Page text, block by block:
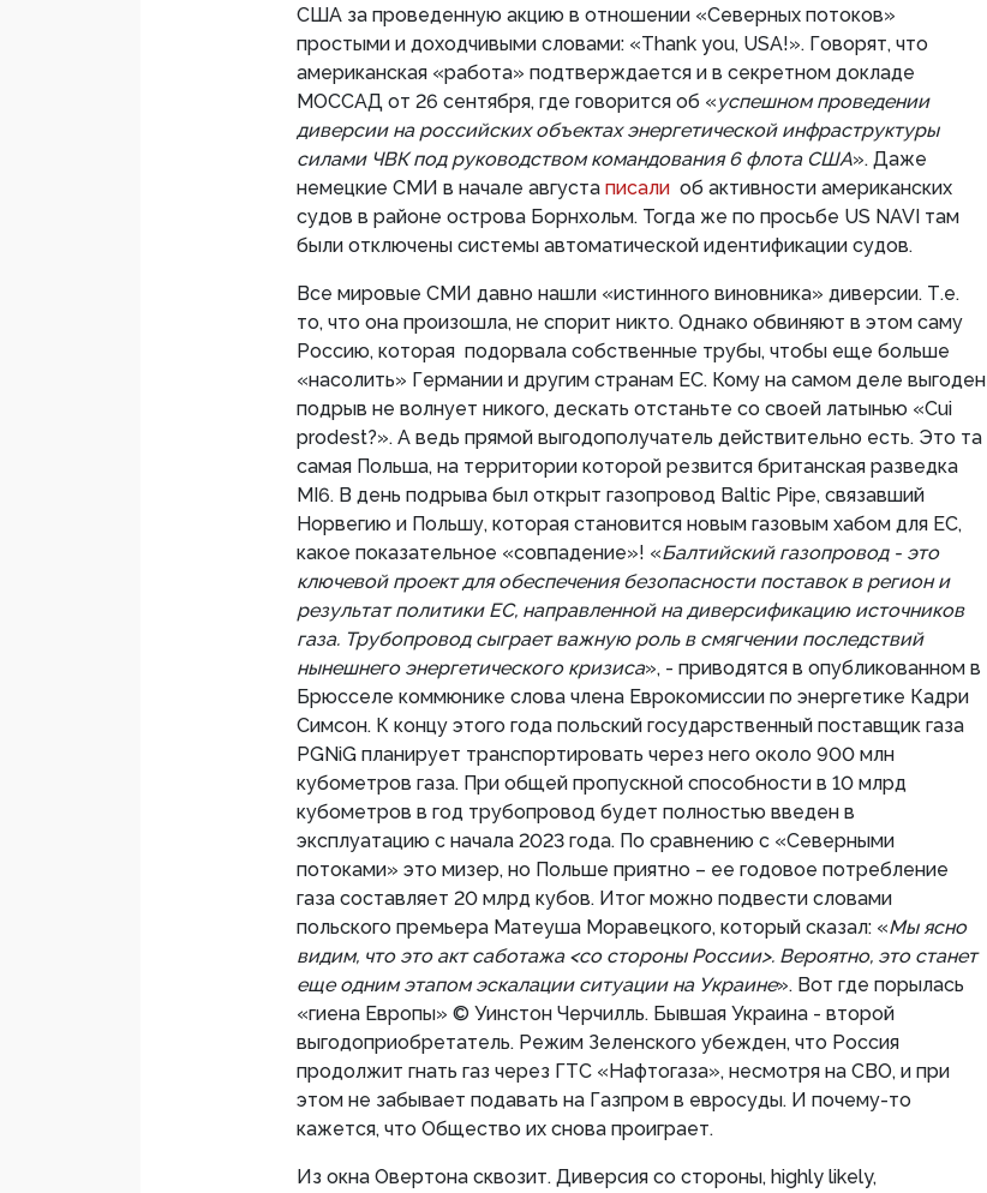
США за проведенную акцию в отношении «Северных потоков»
простыми и доходчивыми словами: «Thank you, USA!». Говорят, что
американская «работа» подтверждается и в секретном докладе
МОССАД от 26 сентября, где говорится об «успешном проведении
диверсии на российских объектах энергетической инфраструктуры
силами ЧВК под руководством командования 6 флота США». Даже
немецкие СМИ в начале августа писали об активности американских
судов в районе острова Борнхольм. Тогда же по просьбе US NAVI там
были отключены системы автоматической идентификации судов.
Все мировые СМИ давно нашли «истинного виновника» диверсии. Т.е.
то, что она произошла, не спорит никто. Однако обвиняют в этом саму
Россию, которая подорвала собственные трубы, чтобы еще больше
«насолить» Германии и другим странам ЕС. Кому на самом деле выгоден
подрыв не волнует никого, дескать отстаньте со своей латынью «Cui
prodest?». А ведь прямой выгодополучатель действительно есть. Это та
самая Польша, на территории которой резвится британская разведка
MI6. В день подрыва был открыт газопровод Baltic Pipe, связавший
Норвегию и Польшу, которая становится новым газовым хабом для ЕС,
какое показательное «совпадение»! «Балтийский газопровод - это
ключевой проект для обеспечения безопасности поставок в регион и
результат политики ЕС, направленной на диверсификацию источников
газа. Трубопровод сыграет важную роль в смягчении последствий
нынешнего энергетического кризиса», - приводятся в опубликованном в
Брюсселе коммюнике слова члена Еврокомиссии по энергетике Кадри
Симсон. К концу этого года польский государственный поставщик газа
PGNiG планирует транспортировать через него около 900 млн
кубометров газа. При общей пропускной способности в 10 млрд
кубометров в год трубопровод будет полностью введен в
эксплуатацию с начала 2023 года. По сравнению с «Северными
потоками» это мизер, но Польше приятно – ее годовое потребление
газа составляет 20 млрд кубов. Итог можно подвести словами
польского премьера Матеуша Моравецкого, который сказал: «Мы ясно
видим, что это акт саботажа <со стороны России>. Вероятно, это станет
еще одним этапом эскалации ситуации на Украине». Вот где порылась
«гиена Европы» © Уинстон Черчилль. Бывшая Украина - второй
выгодоприобретатель. Режим Зеленского убежден, что Россия
продолжит гнать газ через ГТС «Нафтогаза», несмотря на СВО, и при
этом не забывает подавать на Газпром в евросуды. И почему-то
кажется, что Общество их снова проиграет.
Из окна Овертона сквозит. Диверсия со стороны, highly likely,